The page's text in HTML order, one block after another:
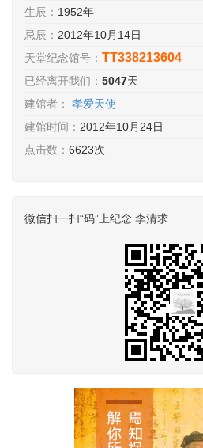
生辰： 1952年
忌辰： 2012年10月14日
天堂纪念馆号： TT338213604
已经离开我们： 5047天
建馆者：
孝爱天使
建馆时间： 2012年10月24日
点击数： 6623次
微信扫一扫“码”上纪念 李清求